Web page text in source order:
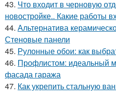
43. Что входит в черновую
новостройке.. Какие работы
44. Альтернатива
Стеновые панели
45. Рулонные обои: как
46. Профлистом: идеальный
фасада гаража
47. Как укрепить стальную